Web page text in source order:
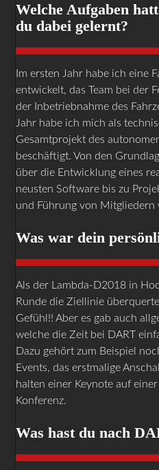
Welche Aufgaben
du dabei gelernt?
Im ersten Jahr habe ich eine
entwickelt, das Team bei der
der Inbetriebnahme des
Jahr habe ich mich als
Gesamtprojekt des
beschäftigt. Von den
über die Entwicklung eines
neusten Software bis zu
und Führung von Mitgliedern
Was war dein
Als der Lambda-D2018 in
Runde die Ziellinie
Gefühl!! Aber es gab auch
welche die Zeit bei DART
Dazu gehört zum Beispiel
Events, das erstmalige
halten einer Keynote auf
Konferenz.
Was hast du nach